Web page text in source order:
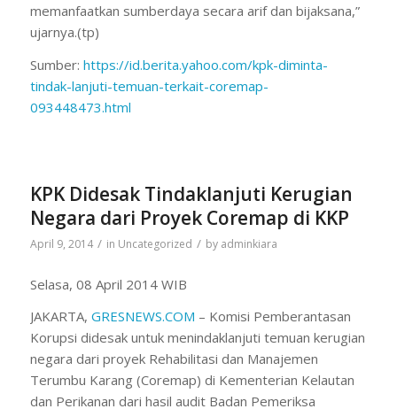
memanfaatkan sumberdaya secara arif dan bijaksana,”
ujarnya.(tp)
Sumber: https://id.berita.yahoo.com/kpk-diminta-
tindak-lanjuti-temuan-terkait-coremap-
093448473.html
KPK Didesak Tindaklanjuti Kerugian
Negara dari Proyek Coremap di KKP
April 9, 2014 / in Uncategorized / by adminkiara
Selasa, 08 April 2014 WIB
JAKARTA, GRESNEWS.COM – Komisi Pemberantasan
Korupsi didesak untuk menindaklanjuti temuan kerugian
negara dari proyek Rehabilitasi dan Manajemen
Terumbu Karang (Coremap) di Kementerian Kelautan
dan Perikanan dari hasil audit Badan Pemeriksa